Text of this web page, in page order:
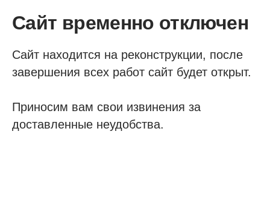
Сайт временно отключен
Сайт находится на реконструкции, после
завершения всех работ сайт будет открыт.
Приносим вам свои извинения за
доставленные неудобства.